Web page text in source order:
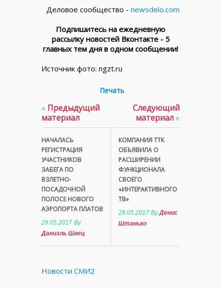
Деловое сообщество - newsdelo.com
Подпишитесь на ежедневную
рассылку новостей Вконтакте - 5
главных тем дня в одном сообщении!
Источник фото: ngzt.ru
Печать
« Предыдущий
материал
НАЧАЛАСЬ
РЕГИСТРАЦИЯ
УЧАСТНИКОВ
ЗАБЕГА ПО
ВЗЛЕТНО-
ПОСАДОЧНОЙ
ПОЛОСЕ НОВОГО
АЭРОПОРТА ПЛАТОВ
29.05.2017 By
Даниэль Швец
Следующий
материал»
КОМПАНИЯ ТТК
ОБЪЯВИЛА О
РАСШИРЕНИИ
ФУНКЦИОНАЛА
СВОЕГО
«ИНТЕРАКТИВНОГО
ТВ»
29.05.2017 ByДенис
Штанько
Новости СМИ2